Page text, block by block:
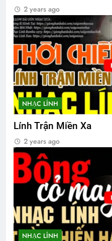
Kịch chiến
2 Years Ago
Tiểu sử
2 Years Ago
2 Years Ago
Lời Chúa
3 Years Ago
HOÀNG
Tagore)
3 Years Ago
2 years ago
NHẠC LÍNH
Lính Trận Miền Xa
2 years ago
NHẠC LÍNH